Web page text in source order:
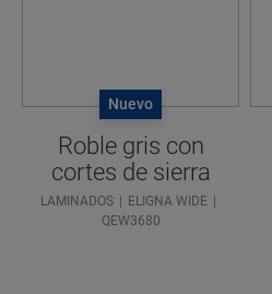
Nuevo
Roble gris con
cortes de sierra
LAMINADOS
ELIGNA WIDE
QEW3680